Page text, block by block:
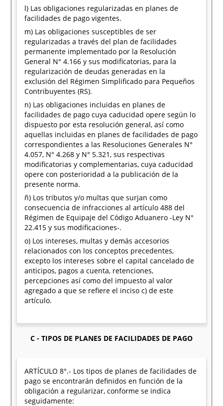
l) Las obligaciones regularizadas en planes de
facilidades de pago vigentes.
m) Las obligaciones susceptibles de ser
regularizadas a través del plan de facilidades
permanente implementado por la Resolución
General N° 4.166 y sus modificatorias, para la
regularización de deudas generadas en la
exclusión del Régimen Simplificado para Pequeños
Contribuyentes (RS).
n) Las obligaciones incluidas en planes de
facilidades de pago cuya caducidad opere según lo
dispuesto por esta resolución general, así como
aquellas incluidas en planes de facilidades de pago
correspondientes a las Resoluciones Generales N°
4.057, N° 4.268 y N° 5.321, sus respectivas
modificatorias y complementarias, cuya caducidad
opere con posterioridad a la publicación de la
presente norma.
ñ) Los tributos y/o multas que surjan como
consecuencia de infracciones al artículo 488 del
Régimen de Equipaje del Código Aduanero -Ley N°
22.415 y sus modificaciones-.
o) Los intereses, multas y demás accesorios
relacionados con los conceptos precedentes,
excepto los intereses sobre el capital cancelado de
anticipos, pagos a cuenta, retenciones,
percepciones así como del impuesto al valor
agregado a que se refiere el inciso c) de este
artículo.
C - TIPOS DE PLANES DE FACILIDADES DE PAGO
ARTÍCULO 8°.- Los tipos de planes de facilidades de
pago se encontrarán definidos en función de la
obligación a regularizar, conforme se indica
seguidamente: